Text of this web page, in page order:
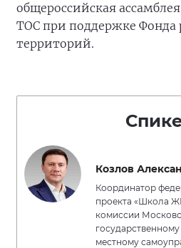
общероссийская
ТОС при поддержке Фонда
территорий.
Козлов
Координатор
проекта «Школа
комиссии
местному